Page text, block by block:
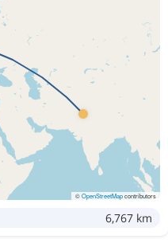
©OpenStreetMapcontributors
6,767 km